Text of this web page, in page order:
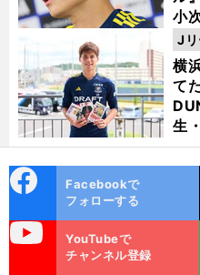
小
横
て
生
っ
J
ok
Facebookで
フォローする
YouTubeで
チャンネル登録